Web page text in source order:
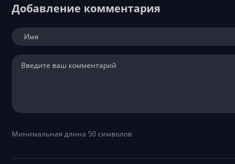
Добавление комментария
Минимальная длина 50 символов